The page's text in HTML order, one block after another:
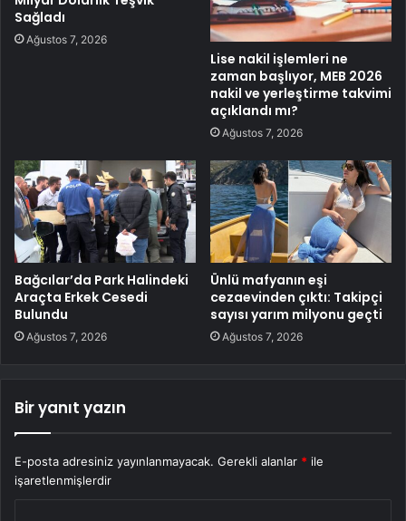
Sağladı
Ağustos 7, 2026
Lise nakil işlemleri ne
zaman başlıyor, MEB 2026
nakil ve yerleştirme takvimi
açıklandı mı?
Ağustos 7, 2026
Bağcılar’da Park Halindeki
Araçta Erkek Cesedi
Bulundu
Ağustos 7, 2026
Ünlü mafyanın eşi
cezaevinden çıktı: Takipçi
sayısı yarım milyonu geçti
Ağustos 7, 2026
Bir yanıt yazın
E-posta adresiniz yayınlanmayacak. Gerekli alanlar * ile
işaretlenmişlerdir